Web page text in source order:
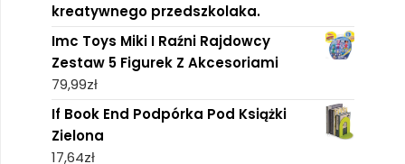
kreatywnego przedszkolaka.
Imc Toys Miki I Raźni Rajdowcy
Zestaw 5 Figurek Z Akcesoriami
79,99zł
If Book End Podpórka Pod Książki
Zielona
17,64zł